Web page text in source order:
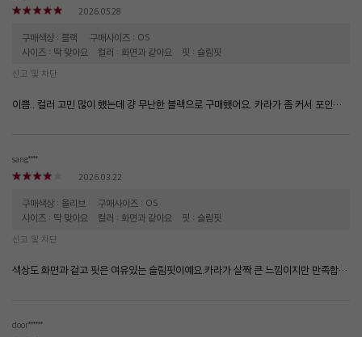
2026.05.28
구매색상 : 블랙
구매사이즈 : OS
사이즈 : 딱 맞아요
컬러 : 화면과 같아요 핏 : 슬림핏
신고 및 차단
이쁨.. 컬러 고민 많이 했는데 걍 무난한 블랙으로 구매했어요. 카라가 좀 커서 포인트,되고 슬림핏이지만 적당해서 입기 편해서 손이 많이 가요~
sang****
2026.03.22
구매색상 : 올리브
구매사이즈 : OS
사이즈 : 딱 맞아요
컬러 : 화면과 같아요 핏 : 슬림핏
신고 및 차단
색상도 화면과 겉고 핏은 여유있는 슬림핏이예요.카라가 살짝 큰 느낌이지만 만족합니다.
door******